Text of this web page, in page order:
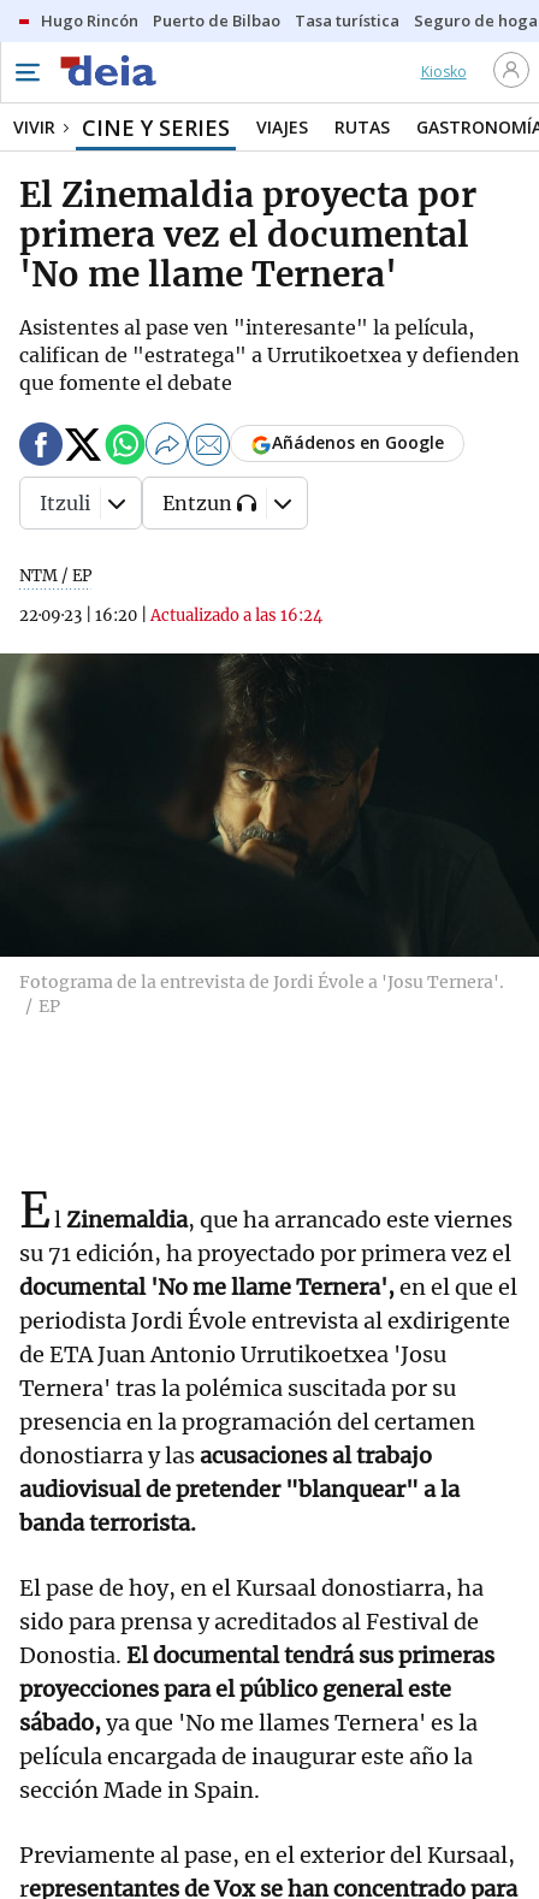
Hugo Rincón Puerto de Bilbao Tasa turística Seguro de
Kiosko
VIVIR CINE Y SERIES VIAJES RUTAS
El Zinemaldia proyecta por
primera vez el documental
'No me llame Ternera'
Asistentes al pase ven "interesante" la película,
califican de "estratega" a Urrutikoetxea y defienden
que fomente el debate
NTM / EP
22·09·23
16:20 |Actualizado a las 16:24
Añádenos en Google
Itzuli Entzun
Fotograma de la entrevista de Jordi Évole a 'Josu Ternera'.
EP
ElZinemaldia, que ha arrancado este viernes
su 71 edición, ha proyectado por primera vez el
documental 'No me llame Ternera',en el que el
periodista Jordi Évole entrevista al exdirigente
de ETA Juan Antonio Urrutikoetxea 'Josu
Ternera' tras la polémica suscitada por su
presencia en la programación del certamen
donostiarra y lasacusaciones al trabajo
audiovisual de pretender "blanquear" a la
banda terrorista.
El pase de hoy, en el Kursaal donostiarra, ha
sido para prensa y acreditados al Festival de
Donostia. El documental tendrá sus primeras
proyecciones para el público general este
sábado,ya que 'No me llames Ternera' es la
película encargada de inaugurar este año la
sección Made in Spain.
Previamente al pase, en el exterior del Kursaal,
representantes de Vox se han concentrado para